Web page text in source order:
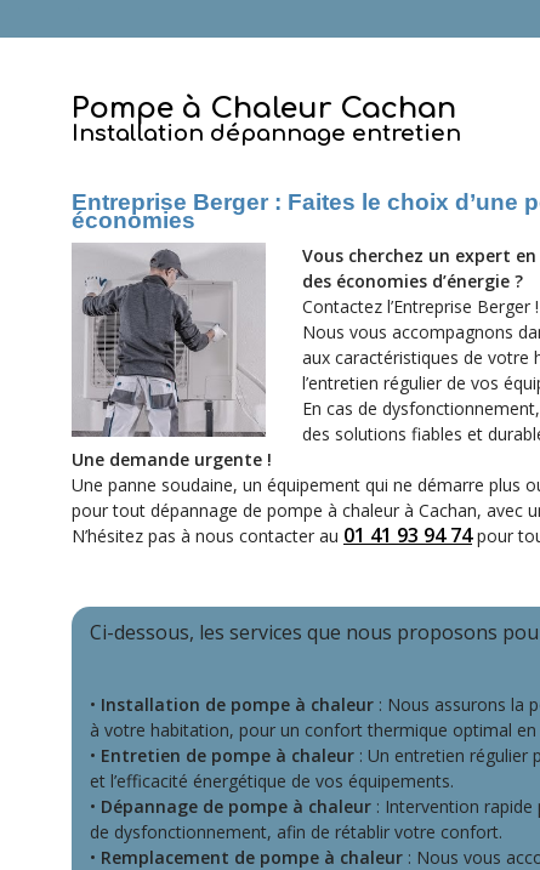
Pompe à Chaleur Cachan
Installation dépannage entretien
Entreprise Berger : Faites le choix d’une
économies
Vous cherchez un expert
des économies d’énergie ?
Contactez l’Entreprise Berger !
Nous vous accompagnons
aux caractéristiques de votre
l’entretien régulier de vos
En cas de
des solutions fiables et
Une demande urgente !
Une panne soudaine, un équipement qui ne démarre
pour tout dépannage de pompe à chaleur à Cachan, avec
N’hésitez pas à nous contacter au 01 41 93 94 74pour
Ci-dessous, les services que nous proposons
• Installation de pompe à chaleur : Nous assurons la
à votre habitation, pour un confort thermique optimal
• Entretien de pompe à chaleur : Un entretien régulier
et l’efficacité énergétique de vos équipements.
• Dépannage de pompe à chaleur : Intervention
de dysfonctionnement, afin de rétablir votre confort.
• Remplacement de pompe à chaleur : Nous vous